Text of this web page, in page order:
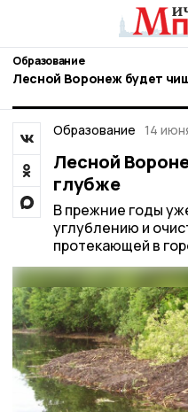
Образование
Лесной Воронеж будет
Образование 14
Лесной
глубже
В прежние годы
углублению и
протекающей в